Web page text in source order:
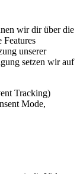
wir dir über die
Features
unserer
setzen wir auf
Tracking)
Mode,